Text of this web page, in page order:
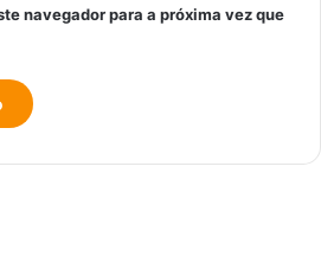
navegador para a próxima vez que